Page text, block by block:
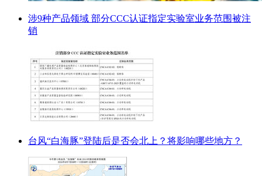
涉9种产品领域 部分CCC认证指定实验室业务范围被注
销
台风“白海豚”登陆后是否会北上？将影响哪些地方？